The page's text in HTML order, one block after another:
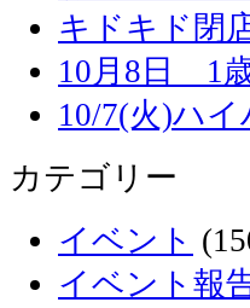
キドキド閉
10月8日 1
10/7(火)ハ
カテゴリー
イベント
イベント報